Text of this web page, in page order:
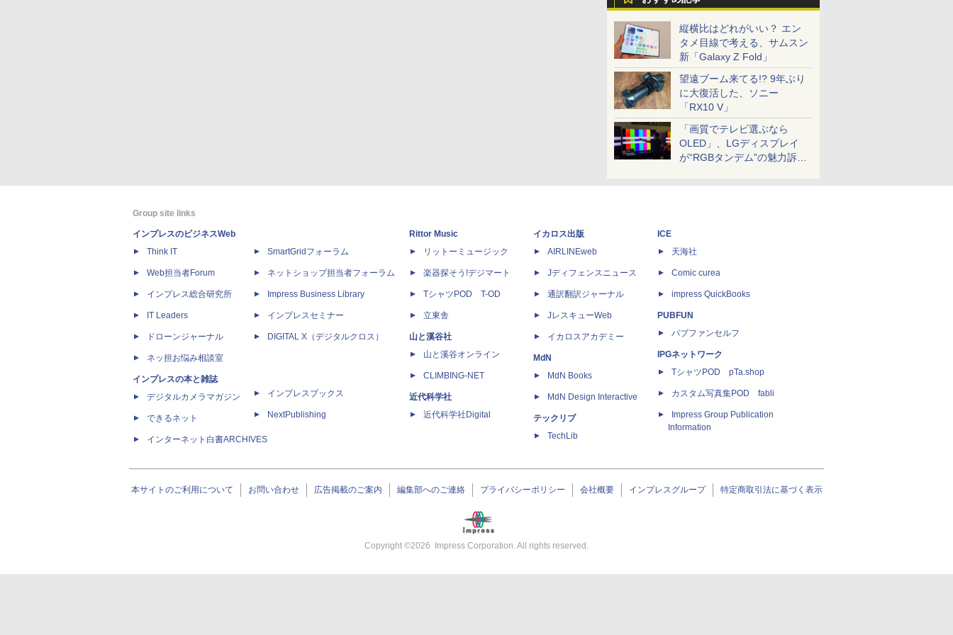
縦横比はどれがいい？ エン
タメ目線で考える、サムスン
新「Galaxy Z Fold」
望遠ブーム来てる!? 9年ぶり
に大復活した、ソニー
「RX10 V」
「画質でテレビ選ぶなら
OLED」、LGディスプレイ
が“RGBタンデム”の魅力訴
Group site links
インプレスのビジネスWeb
Think IT
Web担当者Forum
インプレス総合研究所
IT Leaders
ドローンジャーナル
ネッ担お悩み相談室
インプレスの本と雑誌
デジタルカメラマガジン
できるネット
インターネット白書ARCHIVES
SmartGridフォーラム
ネットショップ担当者フォーラム
Impress Business Library
インプレスセミナー
DIGITAL X（デジタルクロス）
インプレスブックス
NextPublishing
Rittor Music
リットーミュージック
楽器探そう!デジマート
TシャツPOD T-OD
立東舎
山と溪谷社
山と溪谷オンライン
CLIMBING-NET
近代科学社
近代科学社Digital
イカロス出版
AIRLINEweb
Jディフェンスニュース
通訳翻訳ジャーナル
JレスキューWeb
イカロスアカデミー
MdN
MdN Books
MdN Design Interactive
テックリブ
TechLib
ICE
天海社
Comic curea
impress QuickBooks
PUBFUN
パブファンセルフ
IPGネットワーク
TシャツPOD pTa.shop
カスタム写真集POD fabli
Impress Group Publication
Information
本サイトのご利用について お問い合わせ 広告掲載のご案内 編集部へのご連絡 プライバシーポリシー 会社概要 インプレスグループ 特定商取引法に基づく表示
Copyright ©2026 Impress Corporation. All rights reserved.